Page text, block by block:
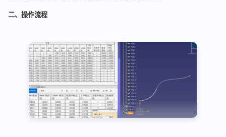
二、操作流程